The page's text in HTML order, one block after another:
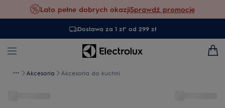
Lato pełne dobrych okazjiSprawdź promocję
Dostawa za 1 zł* od 299 zł
Akcesoria Akcesoria do kuchni